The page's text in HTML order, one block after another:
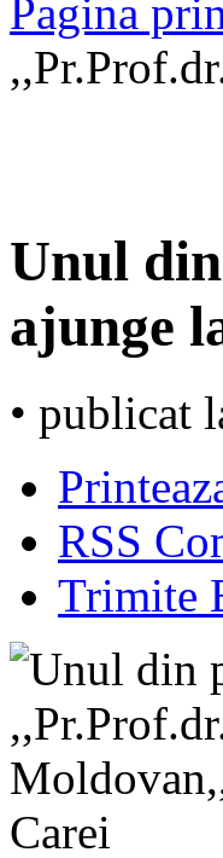
Pagina
Unul
ajunge
• publicat
RSS
Trimite